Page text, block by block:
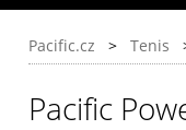
Pacific.cz > Tenis
Pacific